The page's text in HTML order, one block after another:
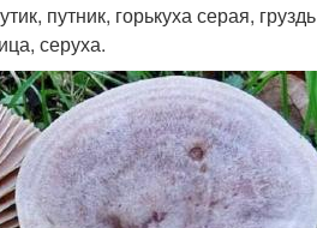
путник, горькуха серая,
серуха.